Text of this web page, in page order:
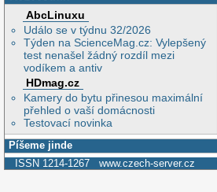
AbcLinuxu
Událo se v týdnu 32/2026
Týden na ScienceMag.cz: Vylepšený
test nenašel žádný rozdíl mezi
vodíkem a antiv
HDmag.cz
Kamery do bytu přinesou maximální
přehled o vaší domácnosti
Testovací novinka
Píšeme jinde
ISSN 1214-1267 www.czech-server.cz